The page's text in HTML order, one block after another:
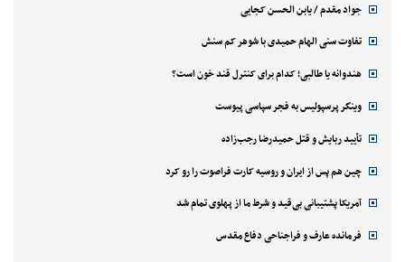
جواد مقدم / یابن الحسن کجایی
تفاوت سنی الهام حمیدی با شوهر کم سنش
هندوانه یا طالبی؛ کدام‌ برای کنترل قند خون است؟
وینگر پرسپولیس به فجر سپاسی پیوست
تأیید ربایش و قتل حمیدرضا رجب‌زاده
چین هم پس از ایران و روسیه کارت فراصوت را رو کرد
آمریکا پشتیبانی بی‌قید و شرط ما از پهلوی تمام شد
فرمانده عارف و فراجناحی دفاع مقدس